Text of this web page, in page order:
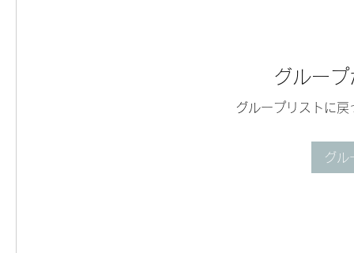
グルー
グループリストに
グル